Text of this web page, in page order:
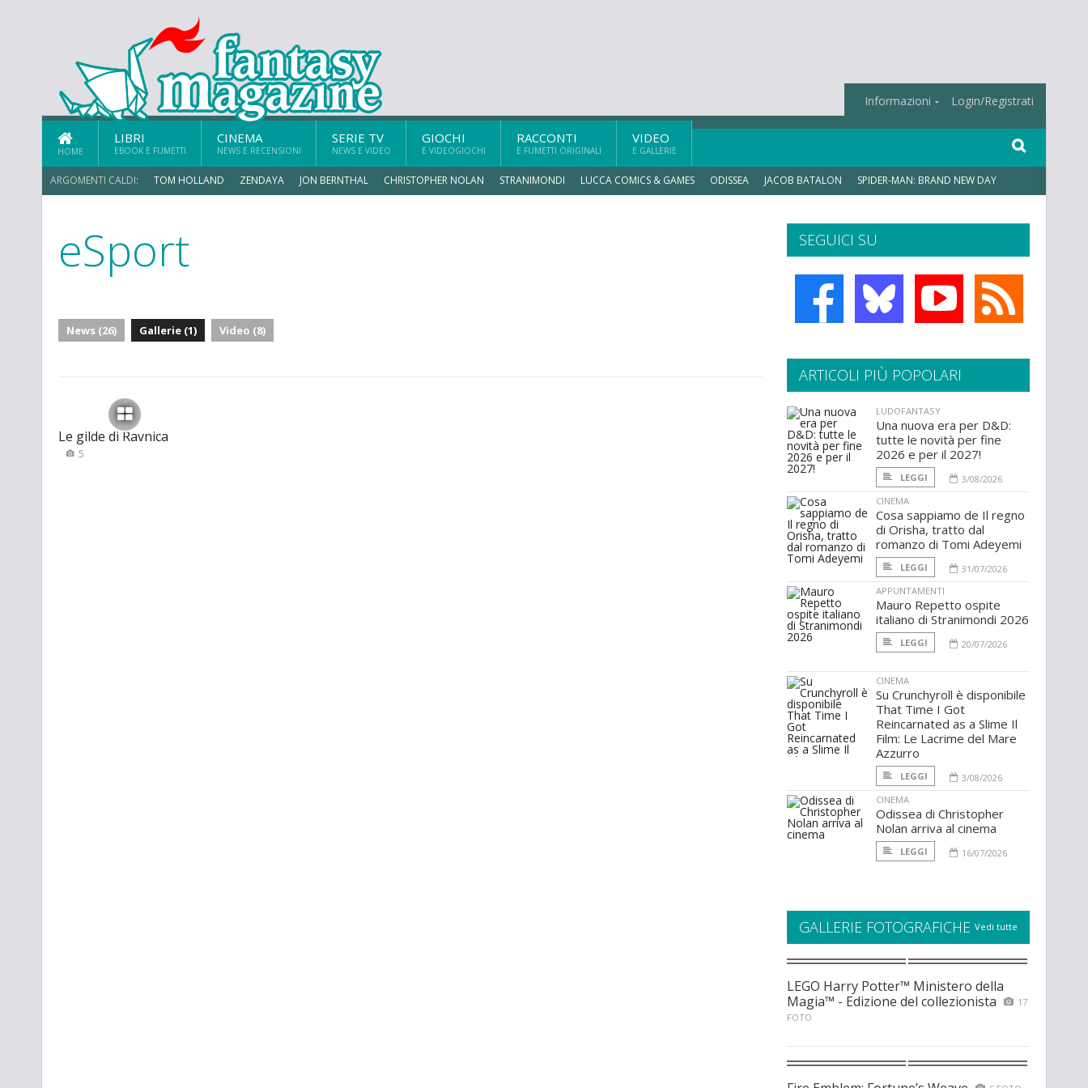
Informazioni Login/Registrati
HOME
LIBRI
EBOOK E FUMETTI
CINEMA
NEWS E RECENSIONI
SERIE TV
NEWS E VIDEO
GIOCHI
E VIDEOGIOCHI
RACCONTI
E FUMETTI ORIGINALI
VIDEO
E GALLERIE
ARGOMENTI CALDI: TOM HOLLAND ZENDAYA JON BERNTHAL CHRISTOPHER NOLAN STRANIMONDI LUCCA COMICS & GAMES ODISSEA JACOB BATALON SPIDER-MAN: BRAND NEW DAY
MICHAEL MANDO
eSport
News (26) Gallerie (1) Video (8)
Le gilde di Ravnica
5
SEGUICI SU
ARTICOLI PIÙ POPOLARI
LUDOFANTASY
Una nuova era per D&D:
tutte le novità per fine
2026 e per il 2027!
LEGGI
3/08/2026
CINEMA
Cosa sappiamo de Il regno
di Orisha, tratto dal
romanzo di Tomi Adeyemi
LEGGI
31/07/2026
APPUNTAMENTI
Mauro Repetto ospite
italiano di Stranimondi 2026
LEGGI 20/07/2026
CINEMA
Su Crunchyroll è disponibile
That Time I Got
Reincarnated as a Slime Il
Film: Le Lacrime del Mare
Azzurro
LEGGI
3/08/2026
CINEMA
Odissea di Christopher
Nolan arriva al cinema
LEGGI 16/07/2026
GALLERIE FOTOGRAFICHE Vedi tutte
LEGO Harry Potter™ Ministero della
Magia™ - Edizione del collezionista
17
FOTO